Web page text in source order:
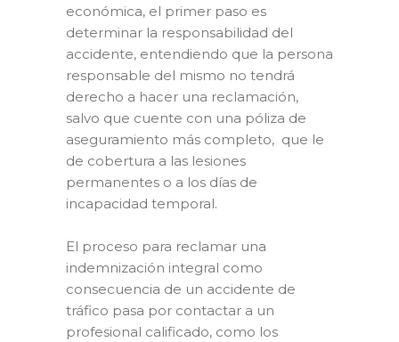
económica, el primer paso es
determinar la responsabilidad del
accidente, entendiendo que la persona
responsable del mismo no tendrá
derecho a hacer una reclamación,
salvo que cuente con una póliza de
aseguramiento más completo, que le
de cobertura a las lesiones
permanentes o a los días de
incapacidad temporal.
El proceso para reclamar una
indemnización integral como
consecuencia de un accidente de
tráfico pasa por contactar a un
profesional calificado, como los